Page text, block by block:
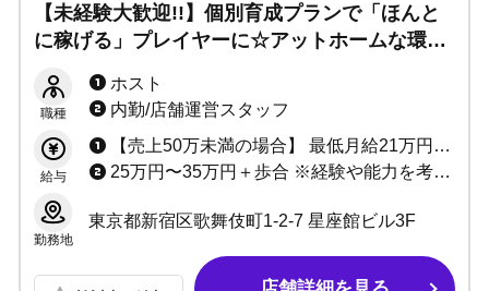
【未経験大歓迎!!】個別育成プランで「ほんと
に稼げる」プレイヤーに☆アットホームな環境
れ！
職種
ホスト
内勤/店舗運営スタッフ
給与
【売上50万未満の場合】 最低月給21万円+売上50%バック+指名ポイントバック＋各種賞金 【売上50万以上の場合】 売上最低50%〜最大94.7%バック+指名ポイントバック+ボーナス＋各種賞金 ※最大10,000円まで日払い可能
25万円〜35万円＋歩合 ※経験や能力を考慮して決定致します
勤務地
東京都新宿区歌舞伎町1-2-7 星座館ビル3F